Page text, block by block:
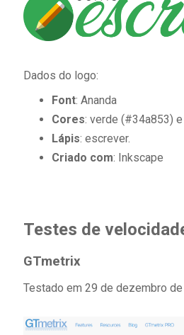
Dados do logo:
Font: Ananda
Cores: verde (#34a853)
Lápis: escrever.
Criado com: Inkscape
Testes de
GTmetrix
Testado em 29 de dezembro de